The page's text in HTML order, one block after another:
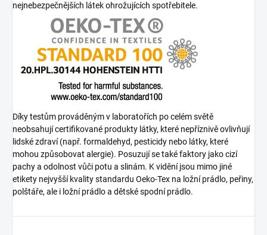
nejnebezpečnějších látek ohrožujících spotřebitele.
Díky testům prováděným v laboratořích po celém světě
neobsahují certifikované produkty látky, které nepříznivě ovlivňují
lidské zdraví (např. formaldehyd, pesticidy nebo látky, které
mohou způsobovat alergie). Posuzují se také faktory jako cizí
pachy a odolnost vůči potu a slinám. K vidění jsou mimo jiné
etikety nejvyšší kvality standardu Oeko-Tex na ložní prádlo, peřiny,
polštáře, ale i ložní prádlo a dětské spodní prádlo.